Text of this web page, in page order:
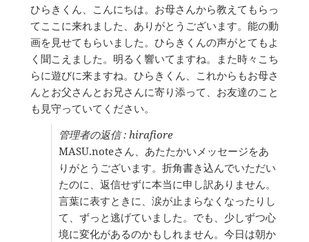
え
ひらきくん、こんにちは。お母さんから教えてもらっ
てここに来れました、ありがとうございます。能の動
画を見せてもらいました。ひらきくんの声がとてもよ
く聞こえました。明るく響いてますね。また時々こち
らに遊びに来ますね。ひらきくん、これからもお母さ
んとお父さんとお兄さんに寄り添って、お友達のこと
も見守っていてください。
管理者の返信 : hirafiore
MASU.noteさん、あたたかいメッセージをあ
りがとうございます。折角書き込んでいただい
たのに、返信せずに本当に申し訳ありません。
言葉に表すときに、涙が止まらなくなったりし
て、ずっと逃げていました。でも、少しずつ心
境に変化があるのかもしれません。今日は朝か
タ